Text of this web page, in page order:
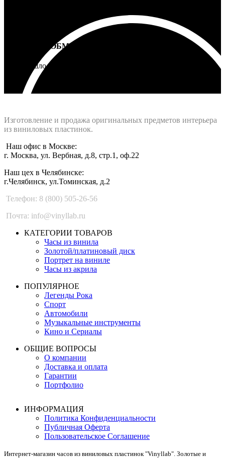
ВОЗВРАТ И ОБМЕН
Не подошло - вернем деньги
Изготовление и продажа оригинальных предметов интерьера
из виниловых пластинок.
Наш офис в Москве:
г. Москва, ул. Вербная, д.8, стр.1, оф.22
Наш цех в Челябинске:
г.Челябинск, ул.Томинская, д.2
Телефон: 8 (800) 505-26-56
Почта: info@vinyllab.ru
КАТЕГОРИИ ТОВАРОВ
Часы из винила
Золотой/платиновый диск
Портрет на виниле
Часы из акрила
ПОПУЛЯРНОЕ
Легенды Рока
Спорт
Автомобили
Музыкальные инструменты
Кино и Сериалы
ОБЩИЕ ВОПРОСЫ
О компании
Доставка и оплата
Гарантии
Портфолио
ИНФОРМАЦИЯ
Политика Конфиденциальности
Публичная Оферта
Пользовательское Соглашение
Интернет-магазин часов из виниловых пластинок "Vinyllab". Золотые и